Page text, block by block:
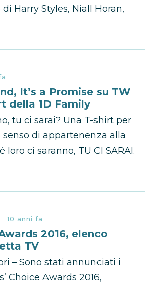
Harry Styles, Niall Horan,
It’s a Promise su TW
della 1D Family
tu ci sarai? Una T-shirt per
di appartenenza alla
loro ci saranno, TU CI SARAI.
10 anni fa
2016, elenco
TV
– Sono stati annunciati i
Choice Awards 2016,